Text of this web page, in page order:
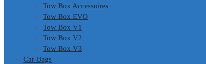
Tow Box Accessoires
Tow Box EVO
Tow Box V1
Tow Box V2
Tow Box V3
Car-Bags